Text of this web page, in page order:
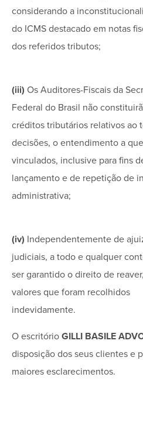
considerando a
do ICMS destacado em notas
dos referidos tributos;
(iii) Os Auditores-Fiscais da
Federal do Brasil não
créditos tributários relativos ao
decisões, o entendimento a
vinculados, inclusive para fins
lançamento e de repetição de
administrativa;
(iv) Independentemente de
judiciais, a todo e qualquer
ser garantido o direito de
valores que foram recolhidos
indevidamente.
O escritório GILLI BASILE
disposição dos seus clientes e
maiores esclarecimentos.